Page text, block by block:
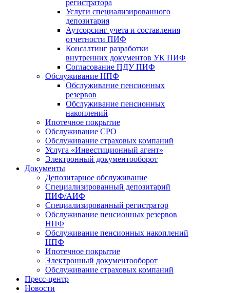
регистратора
Услуги специализированного
депозитария
Аутсорсинг учета и составления
отчетности ПИФ
Консалтинг разработки
внутренних документов УК ПИФ
Согласование ПДУ ПИФ
Обслуживание НПФ
Обслуживание пенсионных
резервов
Обслуживание пенсионных
накоплений
Ипотечное покрытие
Обслуживание СРО
Обслуживание страховых компаний
Услуга «Инвестиционный агент»
Электронный документооборот
Документы
Депозитарное обслуживание
Специализированный депозитарий
ПИФ/АИФ
Специализированный регистратор
Обслуживание пенсионных резервов
НПФ
Обслуживание пенсионных накоплений
НПФ
Ипотечное покрытие
Электронный документооборот
Обслуживание страховых компаний
Пресс-центр
Новости